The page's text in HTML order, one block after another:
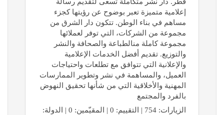
إعلامية متميزة تعبر بوضوح عن رؤيتها كجزء
مساهم في بناء الوطن. تتكون دار الشرق من
مجموعة من الشركات، التي توفر لعملائها
مجموعة كاملة منالطباعة والصحافة والنشر
والتوزيع. تقديم أفضل الخدمات الإعلامية
والإعلانية التي تتوافق مع تطلعات واحتياجات
العميل، والمساهمة في نشر وتطوير الممارسات
المهنية والأخلاقية التي من شأنها تحقيق النهوض
بالفرد والمجتمع
الزيارات: 754 | التقييم: 0 | المقيّمين: 0 | الدولة: